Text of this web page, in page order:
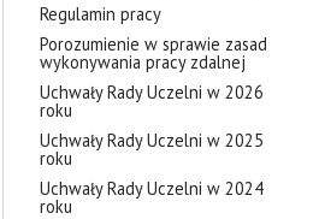
Regulamin pracy
Porozumienie w sprawie zasad
wykonywania pracy zdalnej
Uchwały Rady Uczelni w 2026
roku
Uchwały Rady Uczelni w 2025
roku
Uchwały Rady Uczelni w 2024
roku